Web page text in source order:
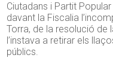
Ciutadans i Partit
davant la Fiscalia
Torra, de la resolució de
l’instava a retirar els
públics.